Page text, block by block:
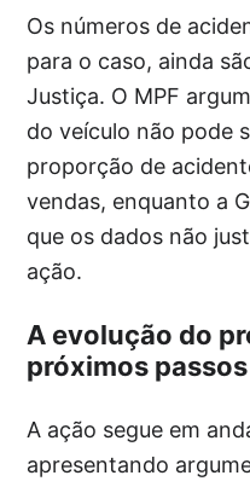
Os números de
para o caso, ainda
Justiça. O MPF
do veículo não pode
proporção de
vendas, enquanto a
que os dados não
ação.
A evolução do
próximos passos
A ação segue em
apresentando